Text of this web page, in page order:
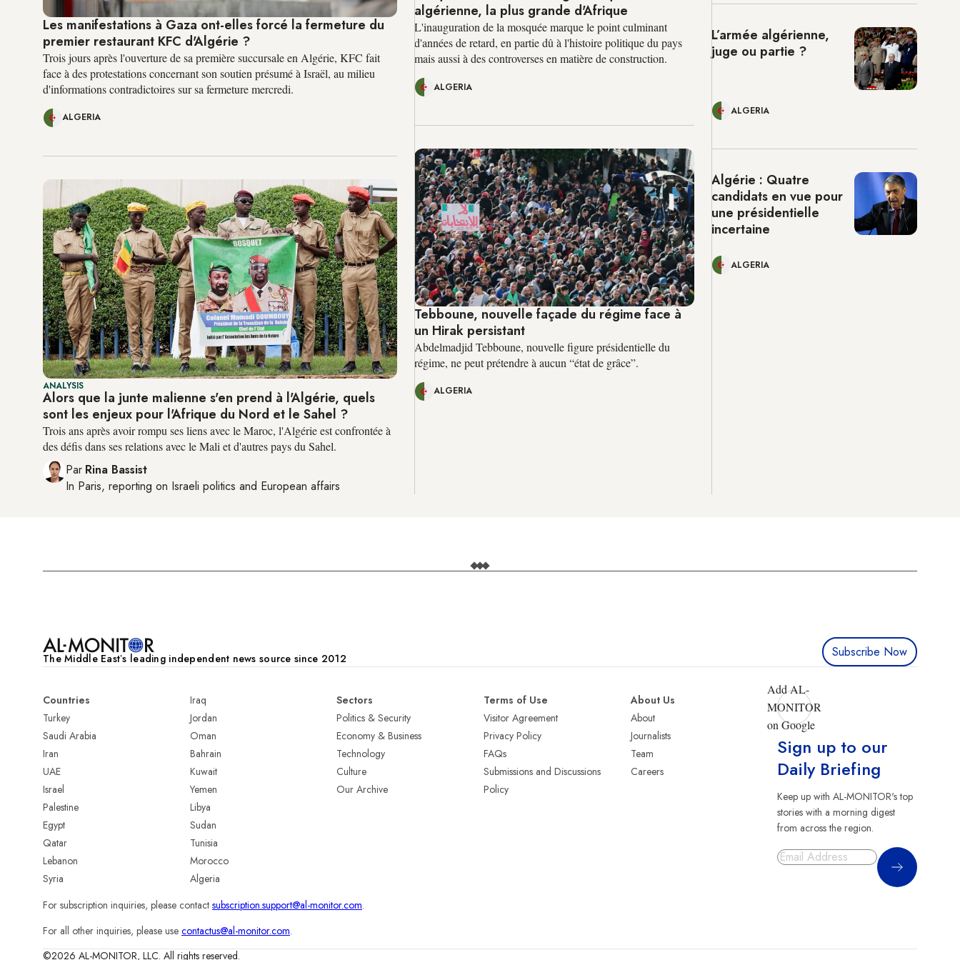
Les manifestations à Gaza ont-elles forcé la fermeture du
premier restaurant KFC d'Algérie ?
Trois jours après l'ouverture de sa première succursale en Algérie, KFC fait
face à des protestations concernant son soutien présumé à Israël, au milieu
d'informations contradictoires sur sa fermeture mercredi.
ALGERIA
ANALYSIS
Alors que la junte malienne s'en prend à l'Algérie, quels
sont les enjeux pour l'Afrique du Nord et le Sahel ?
Trois ans après avoir rompu ses liens avec le Maroc, l'Algérie est confrontée à
des défis dans ses relations avec le Mali et d'autres pays du Sahel.
Par Rina Bassist
In Paris, reporting on Israeli politics and European affairs
algérienne, la plus grande d'Afrique
L'inauguration de la mosquée marque le point culminant
d'années de retard, en partie dû à l'histoire politique du pays
mais aussi à des controverses en matière de construction.
ALGERIA
Tebboune, nouvelle façade du régime face à
un Hirak persistant
Abdelmadjid Tebboune, nouvelle figure présidentielle du
régime, ne peut prétendre à aucun “état de grâce”.
ALGERIA
L’armée algérienne,
juge ou partie ?
ALGERIA
Algérie : Quatre
candidats en vue pour
une présidentielle
incertaine
ALGERIA
The Middle Eastʼs leading independent news source since 2012 Subscribe Now
Countries
Turkey
Saudi Arabia
Iran
UAE
Israel
Palestine
Egypt
Qatar
Lebanon
Syria
Iraq
Jordan
Oman
Bahrain
Kuwait
Yemen
Libya
Sudan
Tunisia
Morocco
Algeria
Sectors
Politics & Security
Economy & Business
Technology
Culture
Our Archive
Terms of Use
Visitor Agreement
Privacy Policy
FAQs
Submissions and Discussions
Policy
About Us
About
Journalists
Team
Careers
Add AL-
MONITOR
on Google
Sign up to our
Daily Briefing
Keep up with AL-MONITOR's top
stories with a morning digest
from across the region.
Sign Up
For subscription inquiries, please contact subscription.support@al-monitor.com.
For all other inquiries, please use contactus@al-monitor.com.
©2026 AL-MONITOR, LLC. All rights reserved.